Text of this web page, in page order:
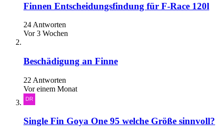
Finnen Entscheidungsfindung für F-Race 120l
24 Antworten
Vor 3 Wochen
Beschädigung an Finne
22 Antworten
Vor einem Monat
Single Fin Goya One 95 welche Größe sinnvoll?